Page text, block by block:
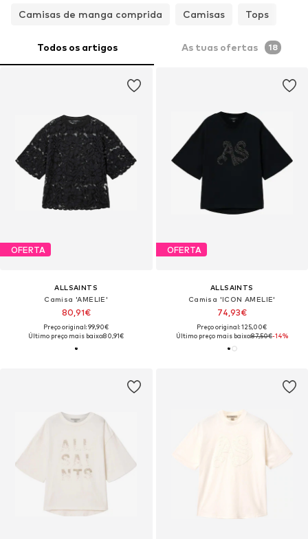
Camisas de manga comprida
Camisas Tops
Todos os artigos As tuas ofertas 18
OFERTA
ALLSAINTS
Camisa 'AMELIE'
80,91€
Preço original: 99,90€
Último preço mais baixo:80,91€
OFERTA
ALLSAINTS
Camisa 'ICON AMELIE'
74,93€
Preço original: 125,00€
Último preço mais baixo:87,50€-14%